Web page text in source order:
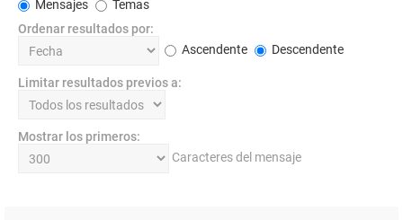
Mensajes
Temas
Ordenar resultados por:
Ascendente
Descendente
Limitar resultados previos a:
Mostrar los primeros:
Caracteres del mensaje